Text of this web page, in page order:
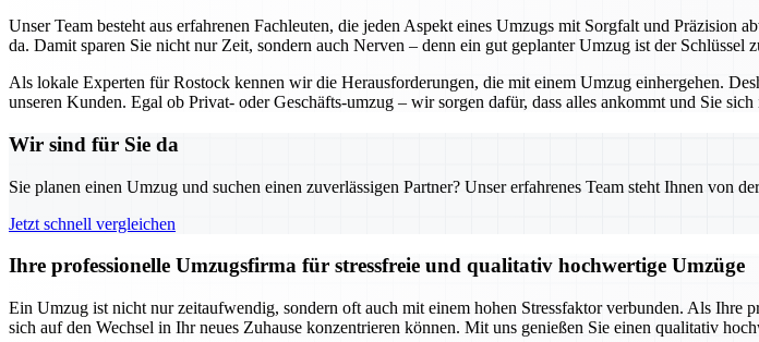
Unser Team besteht aus erfahrenen Fachleuten, die jeden Aspekt eines Umzugs mit Sorgfalt und
da. Damit sparen Sie nicht nur Zeit, sondern auch Nerven – denn ein gut geplanter Umzug ist der Schlüssel
Als lokale Experten für Rostock kennen wir die Herausforderungen, die mit einem Umzug einhergehen.
unseren Kunden. Egal ob Privat- oder Geschäfts-umzug – wir sorgen dafür, dass alles ankommt und Sie
Wir sind für Sie da
Sie planen einen Umzug und suchen einen zuverlässigen Partner? Unser erfahrenes Team steht Ihnen von
Jetzt schnell vergleichen
Ihre professionelle Umzugsfirma für stressfreie und qualitativ hochwertige Umzüge
Ein Umzug ist nicht nur zeitaufwendig, sondern oft auch mit einem hohen Stressfaktor verbunden. Als Ihre
sich auf den Wechsel in Ihr neues Zuhause konzentrieren können. Mit uns genießen Sie einen qualitativ